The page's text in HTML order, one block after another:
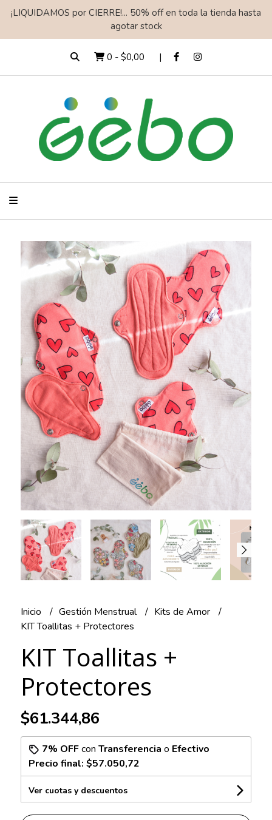
¡LIQUIDAMOS por CIERRE!... 50% off en toda la tienda hasta
agotar stock
0 - $0,00
Inicio Gestión Menstrual
Kits de Amor
KIT Toallitas + Protectores
KIT Toallitas +
Protectores
$61.344,86
7% OFFcon Transferencia o Efectivo
Precio final: $57.050,72
Ver cuotas y descuentos